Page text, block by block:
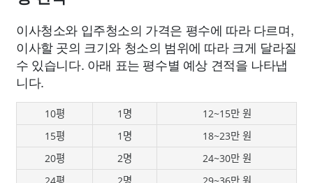
이사청소와 입주청소의 가격은 평수에 따라 다르며,
이사할 곳의 크기와 청소의 범위에 따라 크게 달라질
수 있습니다. 아래 표는 평수별 예상 견적을 나타냅
니다.
10평 1명
12~15만 원
15평
1명
18~23만 원
20평
2명
24~30만 원